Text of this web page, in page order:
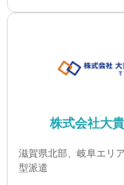
株式会社大
滋賀県北部、岐阜エリ
型派遣